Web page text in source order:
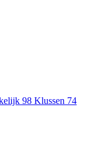
98 Klussen 74